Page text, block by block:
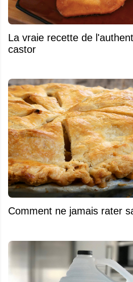
La vraie recette de
castor
Comment ne jamais rater